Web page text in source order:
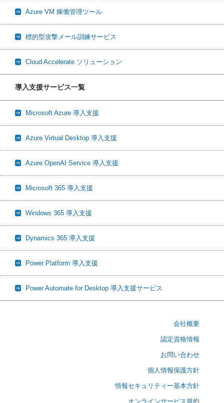
Azure VM 稼働管理ツール
標的型攻撃メール訓練サービス
Cloud Accelerate ソリューション
導入支援サービス一覧
Microsoft Azure 導入支援
Azure Virtual Desktop 導入支援
Azure OpenAI Service 導入支援
Microsoft 365 導入支援
Windows 365 導入支援
Dynamics 365 導入支援
Power Platform 導入支援
Power Automate for Desktop 導入支援サービス
会社概要
認定資格情報
お問い合わせ
個人情報保護方針
情報セキュリティー基本方針
オンラインサービス規約